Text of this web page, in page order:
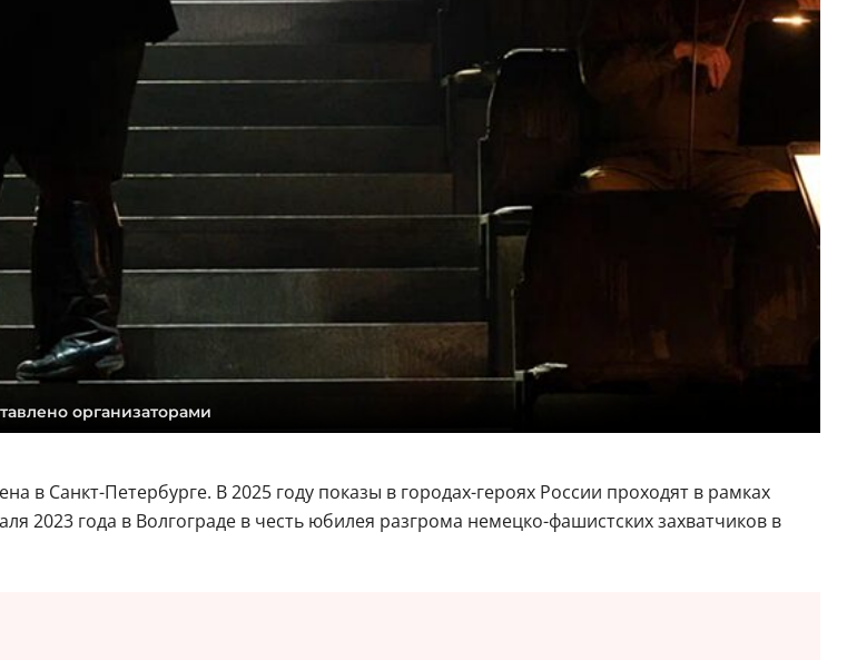
организаторами
в Санкт-Петербурге. В 2025 году показы в городах-героях России проходят в рамках
2023 года в Волгограде в честь юбилея разгрома немецко-фашистских захватчиков в